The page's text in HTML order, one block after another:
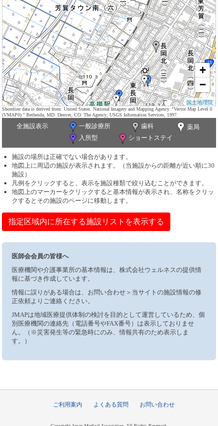
+
−
国土地理院
Shoreline data is derived from: United States. National Imagery and Mapping Agency. "Vector Map Level 0
(VMAP0)." Bethesda, MD: Denver, CO: The Agency; USGS Information Services, 1997.
全施設表示 一般診療所 歯科
薬局
入所型
ショートステイ
施設の場所は正確でない場合があります。
地図上に周辺の施設が表示されます。（当施設からの距離が近い順に30
施設）
凡例をクリックすると、表示を施設種類で絞り込むことができます。
地図上のマーカーをクリックすると基本情報が表示され、名称をクリッ
クするとその施設のページに移動します。
指定区域内に所在する施設リストを表示する
医師会会員の皆様へ
医療機関や介護事業所の基本情報は、株式会社ウェルネスの提供情
報に基づき作成しています。
情報に誤りがある場合は、お問い合わせ＞当サイトの施設情報の修
正依頼よりご連絡ください。
JMAPは地域医療提供体制の検討を目的として運営しているため、個
別医療機関の連絡先（電話番号やFAX番号）は表示しておりませ
ん。（※災害発生等の緊急時にのみ、情報共有のため表示しま
す。）
ご利用案内 よくある質問 お問い合わせ